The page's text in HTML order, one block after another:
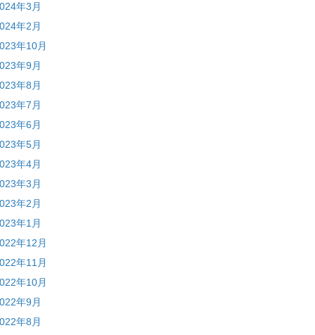
年3月
年2月
年10月
年9月
年8月
年7月
年6月
年5月
年4月
年3月
年2月
年1月
年12月
年11月
年10月
年9月
年8月